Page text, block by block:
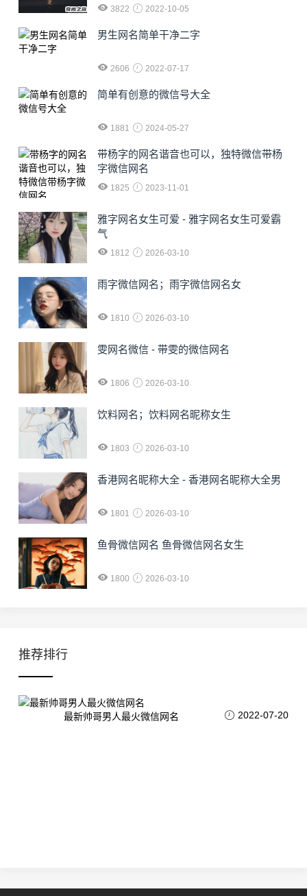
3822 2022-10-05
男生网名简单干净二字
2606 2022-07-17
简单有创意的微信号大全
1881 2024-05-27
​带杨字的网名谐音也可以，独特微信带杨
字微信网名
1825 2023-11-01
雅字网名女生可爱 - 雅字网名女生可爱霸
气
1812 2026-03-10
雨字微信网名；雨字微信网名女
1810 2026-03-10
雯网名微信 - 带雯的微信网名
1806 2026-03-10
饮料网名；饮料网名昵称女生
1803 2026-03-10
香港网名昵称大全 - 香港网名昵称大全男
1801 2026-03-10
鱼骨微信网名 鱼骨微信网名女生
1800 2026-03-10
推荐排行
最新帅哥男人最火微信网名 2022-07-20